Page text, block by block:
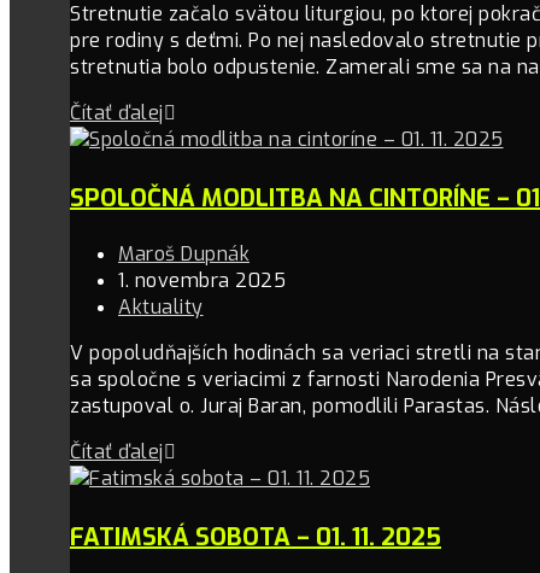
Stretnutie začalo svätou liturgiou, po ktorej
pre rodiny s deťmi. Po nej nasledovalo stretnutie
stretnutia bolo odpustenie. Zamerali sme sa na
Čítať ďalej
SPOLOČNÁ MODLITBA NA CINTORÍNE –
Maroš Dupnák
1. novembra 2025
Aktuality
V popoludňajších hodinách sa veriaci stretli na
sa spoločne s veriacimi z farnosti Narodenia
zastupoval o. Juraj Baran, pomodlili Parastas.
Čítať ďalej
FATIMSKÁ SOBOTA – 01. 11. 2025